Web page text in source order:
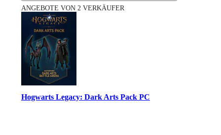
ANGEBOTE VON 2 VERKÄUFER
Hogwarts Legacy: Dark Arts Pack PC